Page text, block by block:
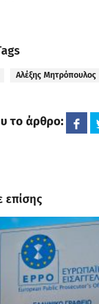
Αλέξης Μητρόπουλος
το άρθρο:
επίσης